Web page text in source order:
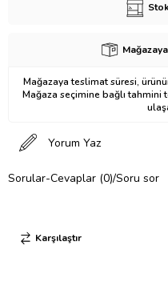
Mağazaya teslimat süresi,
Mağaza seçimine bağlı tahmini
Yorum Yaz
Sorular-Cevaplar (0)/Soru sor
Karşılaştır